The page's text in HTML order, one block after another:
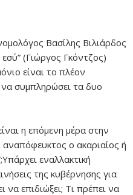
Βασίλης Βιλιάρδος
(Γιώργος Γκόντζος)
είναι το πλέον
συμπληρώσει τα δυο
η επόμενη μέρα στην
αναπόφευκτος ο ακαριαίος ή
εναλλακτική
της κυβέρνησης για
να επιδιώξει; Τι πρέπει να